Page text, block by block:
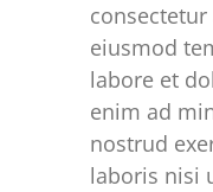
eiusmod
labore et
enim ad
nostrud
laboris nisi